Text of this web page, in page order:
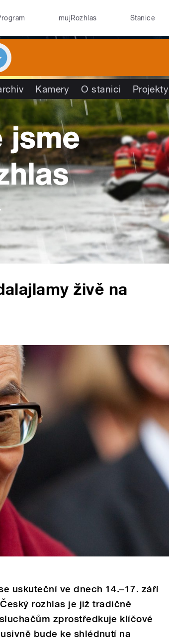
mujRozhlas Stanice
Kamery O stanici Projekty
živě na
uskuteční ve dnech 14.–17. září
rozhlas je již tradičně
zprostředkuje klíčové
bude ke shlédnutí na